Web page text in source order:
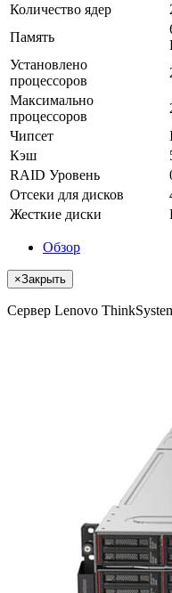
Количество ядер
Память
Установлено
процессоров
Максимально
процессоров
Чипсет
Кэш
RAID Уровень
Отсеки для дисков
Жесткие диски
Обзор
×Закрыть
Сервер Lenovo